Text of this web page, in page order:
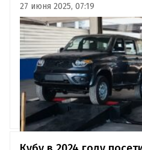
поставку тестовых
Никарагуа. На Кубе в
крупноузловая сборка
27 июня 2025, 07:19